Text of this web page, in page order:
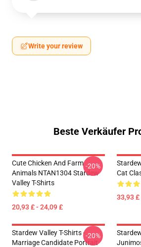
Write your review
Beste Verkäufer
Cute Chicken And Farm
Animals NTAN1304 Stardew
Valley T-Shirts
20,93 £ - 24,09 £
-20%
Cat
33,93 £
Stardew Valley T-Shirts -
Marriage Candidate Portrait
-20%